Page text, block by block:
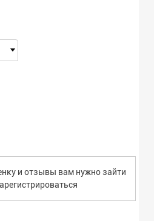
и отзывы вам нужно зайти